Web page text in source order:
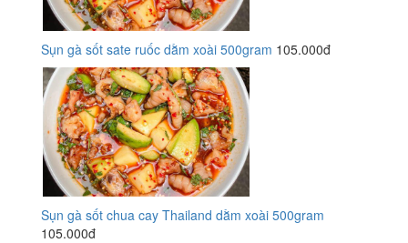
Sụn gà sốt sate ruốc dằm xoài 500gram 105.000đ
Sụn gà sốt chua cay Thailand dằm xoài 500gram
105.000đ